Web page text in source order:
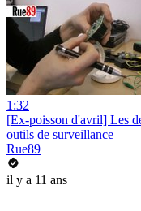
1:32
[Ex-poisson d'avril] Les
outils de surveillance
Rue89
il y a 11 ans